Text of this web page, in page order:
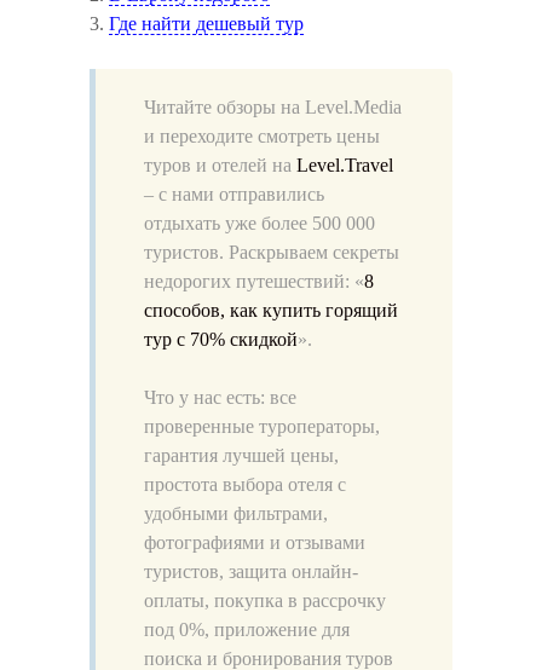
3. Где найти дешевый тур
Читайте обзоры на Level.Media
и переходите смотреть цены
туров и отелей на Level.Travel
– с нами отправились
отдыхать уже более 500 000
туристов. Раскрываем секреты
недорогих путешествий: «8
способов, как купить горящий
тур с 70% скидкой».
Что у нас есть: все
проверенные туроператоры,
гарантия лучшей цены,
простота выбора отеля с
удобными фильтрами,
фотографиями и отзывами
туристов, защита онлайн-
оплаты, покупка в рассрочку
под 0%, приложение для
поиска и бронирования туров